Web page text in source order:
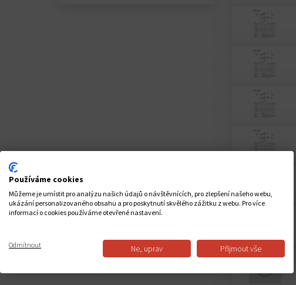
Používáme cookies
Můžeme je umístit pro analýzu našich údajů o návštěvnících, pro zlepšení našeho webu,
ukázání personalizovaného obsahu a pro poskytnutí skvělého zážitku z webu. Pro více
informací o cookies používáme otevřené nastavení.
Odmítnout Ne, uprav Přijmout vše